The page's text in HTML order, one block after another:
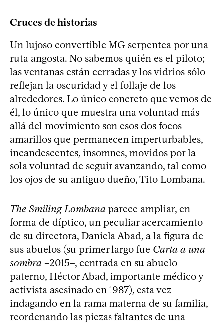
Cruces de historias
Un lujoso convertible MG serpentea por una
ruta angosta. No sabemos quién es el piloto;
las ventanas están cerradas y los vidrios sólo
reflejan la oscuridad y el follaje de los
alrededores. Lo único concreto que vemos de
él, lo único que muestra una voluntad más
allá del movimiento son esos dos focos
amarillos que permanecen imperturbables,
incandescentes, insomnes, movidos por la
sola voluntad de seguir avanzando, tal como
los ojos de su antiguo dueño, Tito Lombana.
The Smiling Lombana parece ampliar, en
forma de díptico, un peculiar acercamiento
de su directora, Daniela Abad, a la figura de
sus abuelos (su primer largo fue Carta a una
sombra –2015–, centrada en su abuelo
paterno, Héctor Abad, importante médico y
activista asesinado en 1987), esta vez
indagando en la rama materna de su familia,
reordenando las piezas faltantes de una